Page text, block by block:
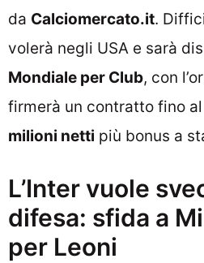
da Calciomercato.it.
volerà negli USA e sarà
Mondiale per Club, con
firmerà un contratto fino al
milioni netti più bonus a
L’Inter vuole
difesa: sfida a
per Leoni